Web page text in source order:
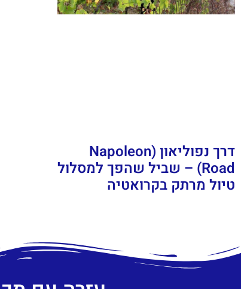
דרך נפוליאון (Napoleon
Road) – שביל שהפך למסלול
טיול מרתק בקרואטיה